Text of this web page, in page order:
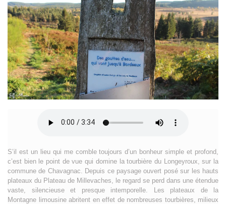
S’il est un lieu qui me comble toujours d’un bonheur simple et profond,
c’est bien le point de vue qui domine la tourbière du Longeyroux, sur la
commune de Chavagnac. Depuis ce paysage ouvert posé sur les hauts
plateaux du Plateau de Millevaches, le regard se perd dans une étendue
vaste, silencieuse et presque intemporelle. Les plateaux de la
Montagne limousine abritent en effet de nombreuses tourbières, milieux